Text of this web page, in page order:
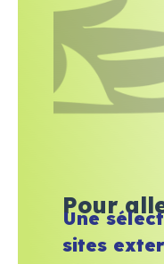
Pour
Une
sites